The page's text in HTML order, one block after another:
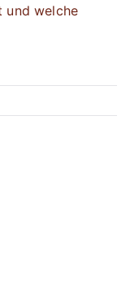
und welche